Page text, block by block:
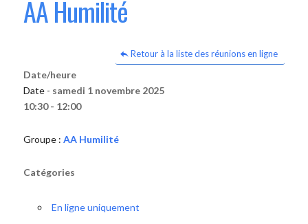
AA Humilité
Retour à la liste des réunions en ligne
Date/heure
Date - samedi 1 novembre 2025
10:30 - 12:00
Groupe : AA Humilité
Catégories
En ligne uniquement